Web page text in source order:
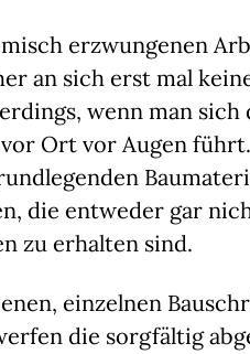
erzwungenen
an sich erst mal
wenn man
Ort vor Augen
die entweder gar
zu erhalten sind.
einzelnen
die sorgfältig